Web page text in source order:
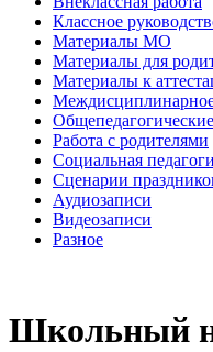
Классное
Материалы МО
Материалы для
Материалы к
Работа с родителями
Социальная
Сценарии
Аудиозаписи
Видеозаписи
Разное
Школьный